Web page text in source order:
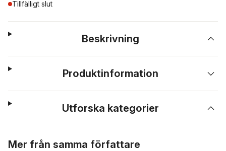
Tillfälligt slut
Beskrivning
Produktinformation
Utforska kategorier
Mer från samma författare